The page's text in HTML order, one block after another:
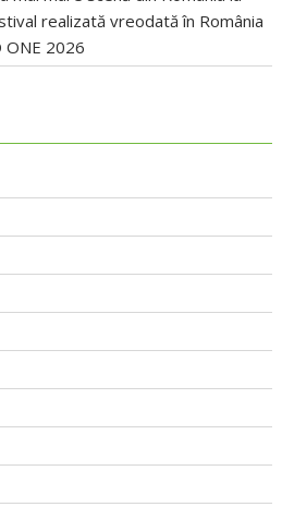
realizată vreodată în România
ONE 2026